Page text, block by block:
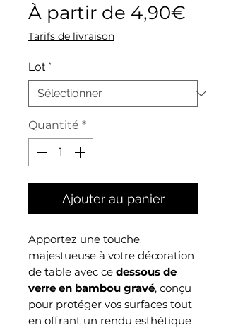
À partir de 4,90€
Tarifs de livraison
Lot *
Quantité *
Ajouter au panier
Apportez une touche
majestueuse à votre décoration
de table avec ce dessous de
verre en bambou gravé, conçu
pour protéger vos surfaces tout
en offrant un rendu esthétique